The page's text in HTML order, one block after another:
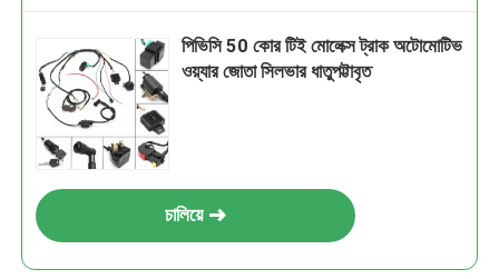
পিভিসি 50 কোর টিই মোলেক্স ট্রাক অটোমোটিভ
ওয়্যার জোতা সিলভার ধাতুপট্টাবৃত
চালিয়ে